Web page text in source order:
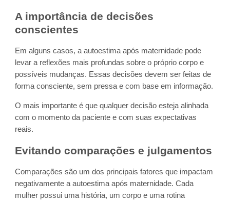
A importância de decisões
conscientes
Em alguns casos, a autoestima após maternidade pode
levar a reflexões mais profundas sobre o próprio corpo e
possíveis mudanças. Essas decisões devem ser feitas de
forma consciente, sem pressa e com base em informação.
O mais importante é que qualquer decisão esteja alinhada
com o momento da paciente e com suas expectativas
reais.
Evitando comparações e julgamentos
Comparações são um dos principais fatores que impactam
negativamente a autoestima após maternidade. Cada
mulher possui uma história, um corpo e uma rotina